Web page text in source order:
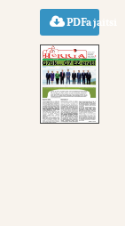
PDFa jaitsi